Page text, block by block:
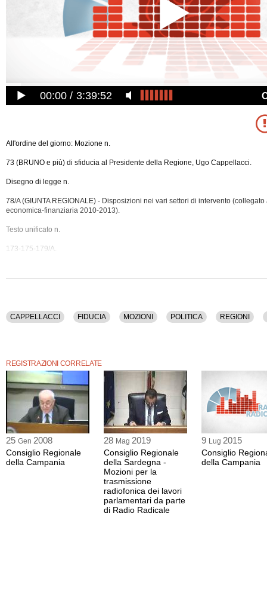
00:00 3:39:52
All'ordine del giorno: Mozione n.
73 (BRUNO e più) di sfiducia al Presidente della Regione, Ugo Cappellacci.
Disegno di legge n.
78/A (GIUNTA REGIONALE) - Disposizioni nei vari settori di intervento
economica-finanziaria 2010-2013).
Testo unificato n.
173-175-179/A.
Registrazione audio di "Consiglio Regionale della Sardegna", registrato a
Tra gli argomenti discussi: Cappellacci, Fiducia, Mozioni, Politica, Regioni,
La registrazione audio ha una durata di 3 ore e 39 minuti.
CAPPELLACCI FIDUCIA MOZIONI POLITICA REGIONI
REGISTRAZIONI CORRELATE
25 Gen 2008
Consiglio Regionale
della Campania
28 Mag 2019
Consiglio Regionale
della Sardegna -
Mozioni per la
trasmissione
radiofonica dei lavori
parlamentari da parte
di Radio Radicale
9 Lug 2015
Consiglio
della Campania